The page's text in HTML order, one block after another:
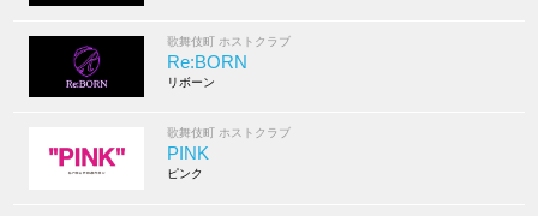
歌舞伎町 ホストクラブ
Re:BORN
リボーン
歌舞伎町 ホストクラブ
PINK
ピンク